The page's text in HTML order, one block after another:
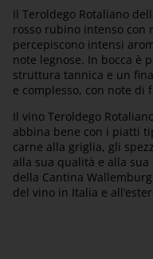
Il Teroldego Rotaliano
rosso rubino intenso con
percepiscono intensi
note legnose. In bocca è
struttura tannica e un
e complesso, con note di
Il vino Teroldego
abbina bene con i piatti
carne alla griglia, gli
alla sua qualità e alla
della Cantina
del vino in Italia e